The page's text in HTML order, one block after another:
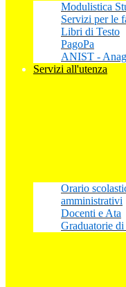
Modulistica
Servizi per le
Libri di Testo
PagoPa
ANIST -
Servizi all'utenza
Orario
amministrativi
Docenti e Ata
Graduatorie